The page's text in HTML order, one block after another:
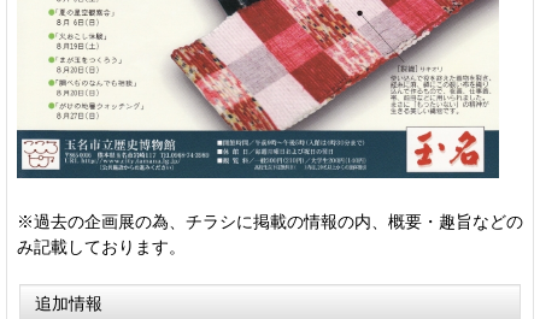
※過去の企画展の為、チラシに掲載の情報の内、概要・趣旨などの
み記載しております。
追加情報